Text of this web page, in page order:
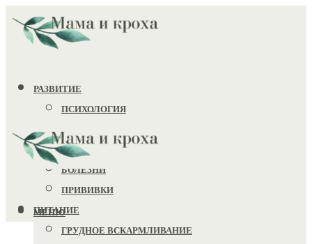
РАЗВИТИЕ
ПСИХОЛОГИЯ
ИГРУШКИ
ЗДОРОВЬЕ
БОЛЕЗНИ
ПРИВИВКИ
ПИТАНИЕ
ГРУДНОЕ ВСКАРМЛИВАНИЕ
МЕНЮ